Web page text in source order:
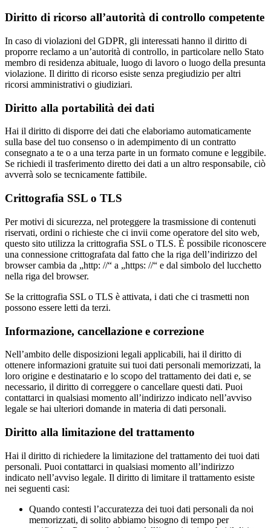
Diritto di ricorso all’autorità di controllo competente
In caso di violazioni del GDPR, gli interessati hanno il diritto di
proporre reclamo a un’autorità di controllo, in particolare nello Stato
membro di residenza abituale, luogo di lavoro o luogo della presunta
violazione. Il diritto di ricorso esiste senza pregiudizio per altri
ricorsi amministrativi o giudiziari.
Diritto alla portabilità dei dati
Hai il diritto di disporre dei dati che elaboriamo automaticamente
sulla base del tuo consenso o in adempimento di un contratto
consegnato a te o a una terza parte in un formato comune e leggibile.
Se richiedi il trasferimento diretto dei dati a un altro responsabile, ciò
avverrà solo se tecnicamente fattibile.
Crittografia SSL o TLS
Per motivi di sicurezza, nel proteggere la trasmissione di contenuti
riservati, ordini o richieste che ci invii come operatore del sito web,
questo sito utilizza la crittografia SSL o TLS. È possibile riconoscere
una connessione crittografata dal fatto che la riga dell’indirizzo del
browser cambia da „http: //“ a „https: //“ e dal simbolo del lucchetto
nella riga del browser.
Se la crittografia SSL o TLS è attivata, i dati che ci trasmetti non
possono essere letti da terzi.
Informazione, cancellazione e correzione
Nell’ambito delle disposizioni legali applicabili, hai il diritto di
ottenere informazioni gratuite sui tuoi dati personali memorizzati, la
loro origine e destinatario e lo scopo del trattamento dei dati e, se
necessario, il diritto di correggere o cancellare questi dati. Puoi
contattarci in qualsiasi momento all’indirizzo indicato nell’avviso
legale se hai ulteriori domande in materia di dati personali.
Diritto alla limitazione del trattamento
Hai il diritto di richiedere la limitazione del trattamento dei tuoi dati
personali. Puoi contattarci in qualsiasi momento all’indirizzo
indicato nell’avviso legale. Il diritto di limitare il trattamento esiste
nei seguenti casi:
Quando contesti l’accuratezza dei tuoi dati personali da noi
memorizzati, di solito abbiamo bisogno di tempo per